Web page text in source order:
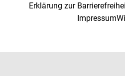
Erklärung zur
Impressum